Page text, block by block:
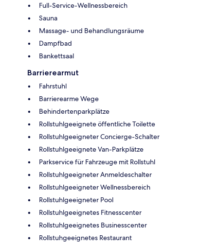
Full-Service-Wellnessbereich
Sauna
Massage- und Behandlungsräume
Dampfbad
Bankettsaal
Barrierearmut
Fahrstuhl
Barrierearme Wege
Behindertenparkplätze
Rollstuhlgeeignete öffentliche Toilette
Rollstuhlgeeigneter Concierge-Schalter
Rollstuhlgeeignete Van-Parkplätze
Parkservice für Fahrzeuge mit Rollstuhl
Rollstuhlgeeigneter Anmeldeschalter
Rollstuhlgeeigneter Wellnessbereich
Rollstuhlgeeigneter Pool
Rollstuhlgeeignetes Fitnesscenter
Rollstuhlgeeignetes Businesscenter
Rollstuhgeeignetes Restaurant